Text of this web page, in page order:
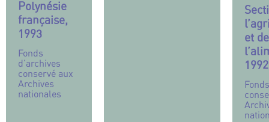
Polynésie
française,
1993
Fonds
d’archives
conservé aux
Archives
nationales
et de